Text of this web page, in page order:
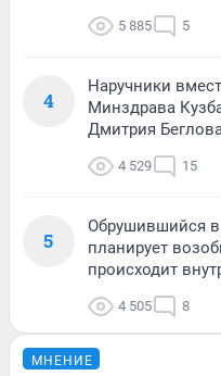
5 885 5
4
Наручники
Минздрава
Дмитрия
4 529 15
5
Обрушившийся в
планирует
происходит
4 505 8
МНЕНИЕ